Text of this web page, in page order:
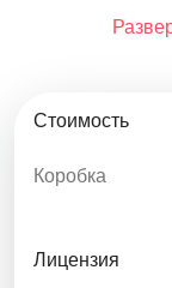
Стоимость
Коробка
Лицензия